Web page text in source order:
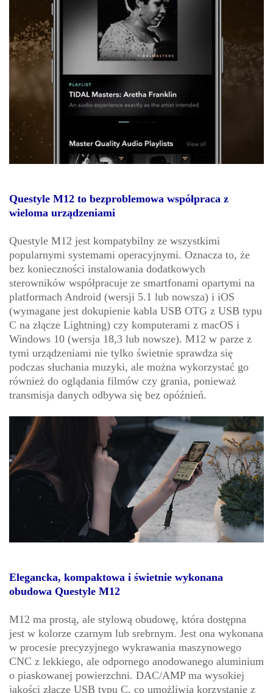
Questyle M12 to bezproblemowa współpraca z
wieloma urządzeniami
Questyle M12 jest kompatybilny ze wszystkimi
popularnymi systemami operacyjnymi. Oznacza to, że
bez konieczności instalowania dodatkowych
sterowników współpracuje ze smartfonami opartymi na
platformach Android (wersji 5.1 lub nowsza) i iOS
(wymagane jest dokupienie kabla USB OTG z USB typu
C na złącze Lightning) czy komputerami z macOS i
Windows 10 (wersja 18,3 lub nowsze). M12 w parze z
tymi urządzeniami nie tylko świetnie sprawdza się
podczas słuchania muzyki, ale można wykorzystać go
również do oglądania filmów czy grania, ponieważ
transmisja danych odbywa się bez opóźnień.
Elegancka, kompaktowa i świetnie wykonana
obudowa Questyle M12
M12 ma prostą, ale stylową obudowę, która dostępna
jest w kolorze czarnym lub srebrnym. Jest ona wykonana
w procesie precyzyjnego wykrawania maszynowego
CNC z lekkiego, ale odpornego anodowanego aluminium
o piaskowanej powierzchni. DAC/AMP ma wysokiej
jakości złącze USB typu C, co umożliwia korzystanie z